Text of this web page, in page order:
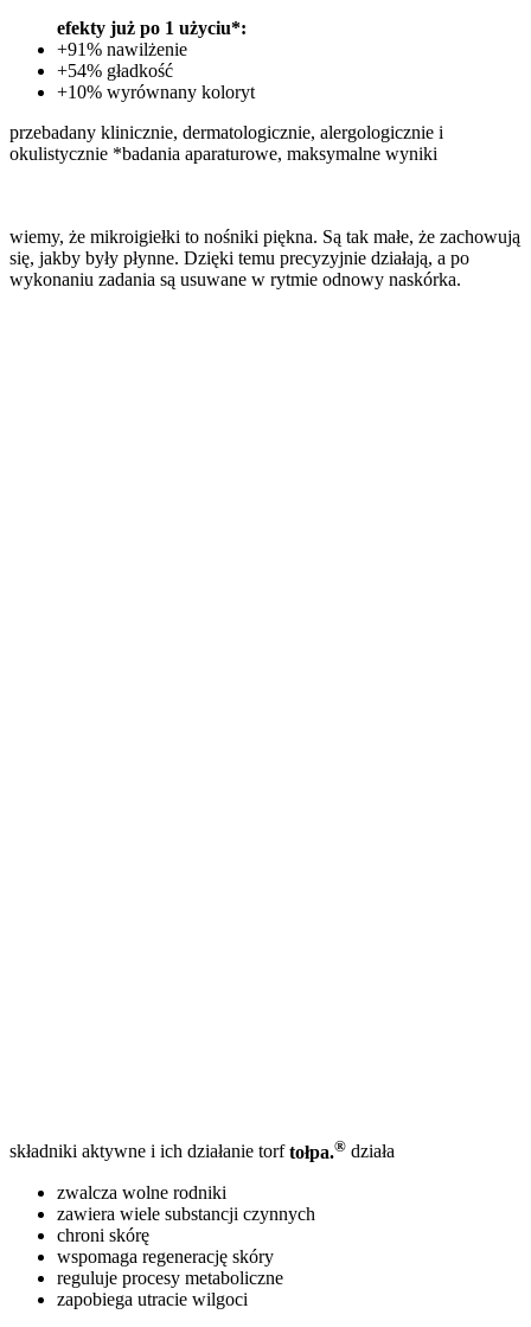
efekty już po 1 użyciu*:
+91% nawilżenie
+54% gładkość
+10% wyrównany koloryt
przebadany klinicznie, dermatologicznie, alergologicznie i
okulistycznie *badania aparaturowe, maksymalne wyniki
wiemy, że mikroigiełki to nośniki piękna. Są tak małe, że zachowują
się, jakby były płynne. Dzięki temu precyzyjnie działają, a po
wykonaniu zadania są usuwane w rytmie odnowy naskórka.
składniki aktywne i ich działanie torftołpa.® działa
zwalcza wolne rodniki
zawiera wiele substancji czynnych
chroni skórę
wspomaga regenerację skóry
reguluje procesy metaboliczne
zapobiega utracie wilgoci